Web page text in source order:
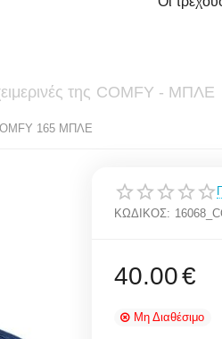
της COMFY - ΜΠΛΕ
165 ΜΠΛΕ
ΚΩΔΙΚΟΣ:
40.00€
Μη Διαθέσιμο